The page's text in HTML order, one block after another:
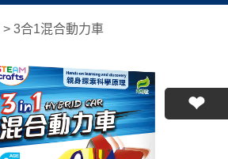
> 3合1混合動力車